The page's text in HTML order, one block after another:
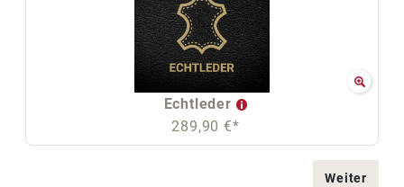
Echtleder
289,90 €*
Weiter